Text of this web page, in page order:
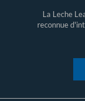
La Leche
reconnue